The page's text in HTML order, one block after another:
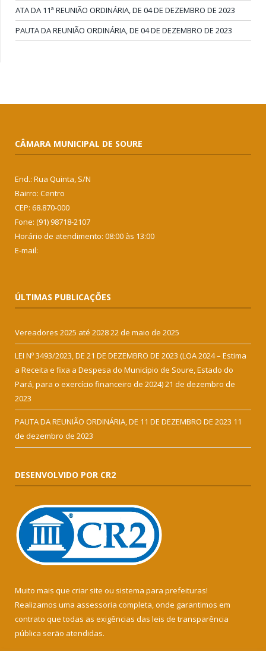
ATA DA 11ª REUNIÃO ORDINÁRIA, DE 04 DE DEZEMBRO DE 2023
PAUTA DA REUNIÃO ORDINÁRIA, DE 04 DE DEZEMBRO DE 2023
CÂMARA MUNICIPAL DE SOURE
End.: Rua Quinta, S/N
Bairro: Centro
CEP: 68.870-000
Fone: (91) 98718-2107
Horário de atendimento: 08:00 às 13:00
E-mail:
ÚLTIMAS PUBLICAÇÕES
Vereadores 2025 até 202822 de maio de 2025
LEI Nº 3493/2023, DE 21 DE DEZEMBRO DE 2023 (LOA 2024 – Estima
a Receita e fixa a Despesa do Município de Soure, Estado do
Pará, para o exercício financeiro de 2024)21 de dezembro de
2023
PAUTA DA REUNIÃO ORDINÁRIA, DE 11 DE DEZEMBRO DE 2023 11
de dezembro de 2023
DESENVOLVIDO POR CR2
Muito mais que criar site ou sistema para prefeituras!
Realizamos uma assessoria completa, onde garantimos em
contrato que todas as exigências das leis de transparência
pública serão atendidas.